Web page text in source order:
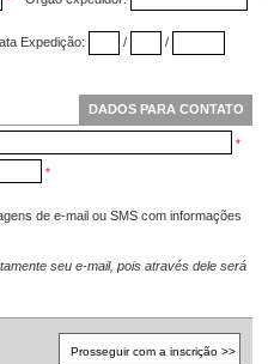
Expedição: /
/
DADOS PARA CONTATO
*
*
de e-mail ou SMS com informações
seu e-mail, pois através dele será